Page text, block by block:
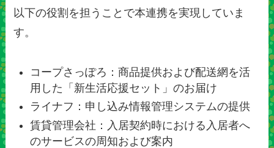
以下の役割を担うことで本連携を実現していま
す。
コープさっぽろ：商品提供および配送網を活
用した「新生活応援セット」のお届け
ライナフ：申し込み情報管理システムの提供
賃貸管理会社：入居契約時における入居者へ
のサービスの周知および案内